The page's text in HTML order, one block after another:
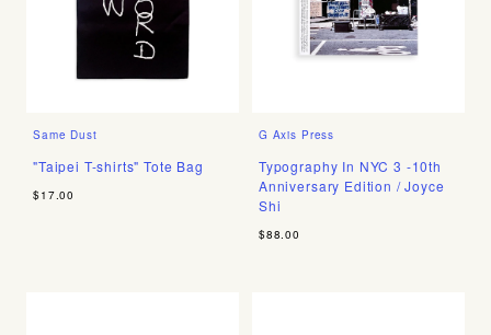
Same Dust
"Taipei T-shirts" Tote Bag
$17.00
G Axis Press
Typography In NYC 3 -10th
Anniversary Edition / Joyce
Shi
$88.00